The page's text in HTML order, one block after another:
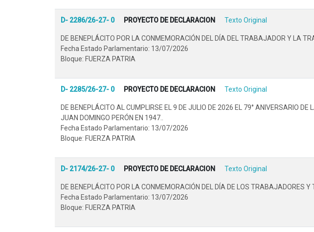
D- 2286/26-27- 0 PROYECTO DE DECLARACION Texto Original
DE BENEPLÁCITO POR LA CONMEMORACIÓN DEL DÍA DEL TRABAJADOR Y LA
Fecha Estado Parlamentario: 13/07/2026
Bloque: FUERZA PATRIA
D- 2285/26-27- 0 PROYECTO DE DECLARACION Texto Original
DE BENEPLÁCITO AL CUMPLIRSE EL 9 DE JULIO DE 2026 EL 79° ANIVERSARIO
JUAN DOMINGO PERÓN EN 1947..
Fecha Estado Parlamentario: 13/07/2026
Bloque: FUERZA PATRIA
D- 2174/26-27- 0 PROYECTO DE DECLARACION Texto Original
DE BENEPLÁCITO POR LA CONMEMORACIÓN DEL DÍA DE LOS TRABAJADORES
Fecha Estado Parlamentario: 13/07/2026
Bloque: FUERZA PATRIA